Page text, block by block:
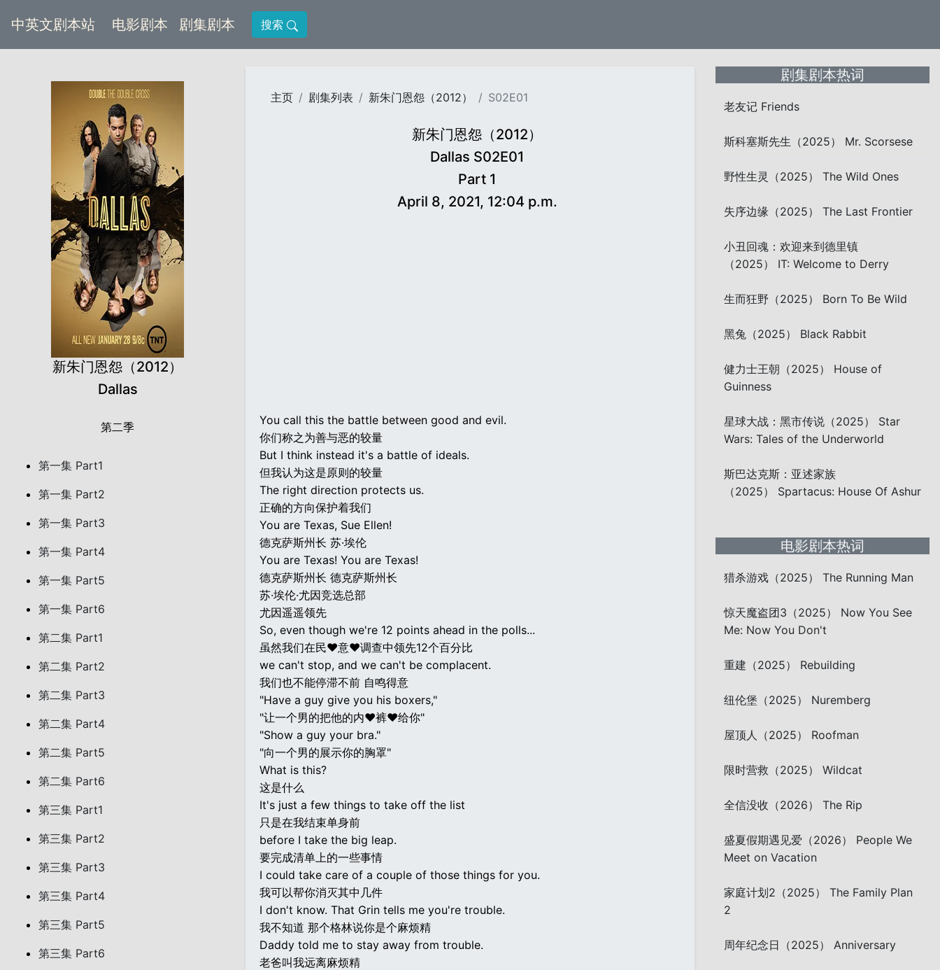
中英文剧本站 电影剧本 (current)
剧集剧本 (current)
搜索
新朱门恩怨（2012）
Dallas
第二季
第一集 Part1
第一集 Part2
第一集 Part3
第一集 Part4
第一集 Part5
第一集 Part6
第二集 Part1
第二集 Part2
第二集 Part3
第二集 Part4
第二集 Part5
第二集 Part6
第三集 Part1
第三集 Part2
第三集 Part3
第三集 Part4
第三集 Part5
第三集 Part6
主页 剧集列表 新朱门恩怨（2012） S02E01
新朱门恩怨（2012）
Dallas S02E01
Part 1
April 8, 2021, 12:04 p.m.
You call this the battle between good and evil.
你们称之为善与恶的较量
But I think instead it's a battle of ideals.
但我认为这是原则的较量
The right direction protects us.
正确的方向保护着我们
You are Texas, Sue Ellen!
德克萨斯州长 苏·埃伦
You are Texas! You are Texas!
德克萨斯州长 德克萨斯州长
苏·埃伦·尤因竞选总部
尤因遥遥领先
So, even though we're 12 points ahead in the polls...
虽然我们在民♥意♥调查中领先12个百分比
we can't stop, and we can't be complacent.
我们也不能停滞不前 自鸣得意
"Have a guy give you his boxers,"
"让一个男的把他的内♥裤♥给你"
"Show a guy your bra."
"向一个男的展示你的胸罩"
What is this?
这是什么
It's just a few things to take off the list
只是在我结束单身前
before I take the big leap.
要完成清单上的一些事情
I could take care of a couple of those things for you.
我可以帮你消灭其中几件
I don't know. That Grin tells me you're trouble.
我不知道 那个格林说你是个麻烦精
Daddy told me to stay away from trouble.
老爸叫我远离麻烦精
剧集剧本热词
老友记 Friends
斯科塞斯先生（2025） Mr. Scorsese
野性生灵（2025） The Wild Ones
失序边缘（2025） The Last Frontier
小丑回魂：欢迎来到德里镇
（2025） IT: Welcome to Derry
生而狂野（2025） Born To Be Wild
黑兔（2025） Black Rabbit
健力士王朝（2025） House of
Guinness
星球大战：黑市传说（2025） Star
Wars: Tales of the Underworld
斯巴达克斯：亚述家族
（2025） Spartacus: House Of Ashur
电影剧本热词
猎杀游戏（2025） The Running Man
惊天魔盗团3（2025） Now You See
Me: Now You Don't
重建（2025） Rebuilding
纽伦堡（2025） Nuremberg
屋顶人（2025） Roofman
限时营救（2025） Wildcat
全信没收（2026） The Rip
盛夏假期遇见爱（2026） People We
Meet on Vacation
家庭计划2（2025） The Family Plan
2
周年纪念日（2025） Anniversary